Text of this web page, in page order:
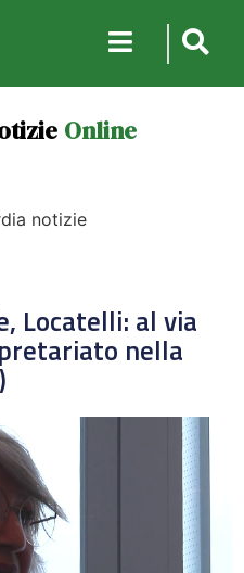
Online
notizie
Locatelli: al via
nella